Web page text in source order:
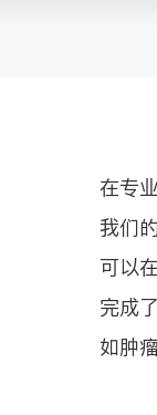
在专
我们
可以
完成
如肿